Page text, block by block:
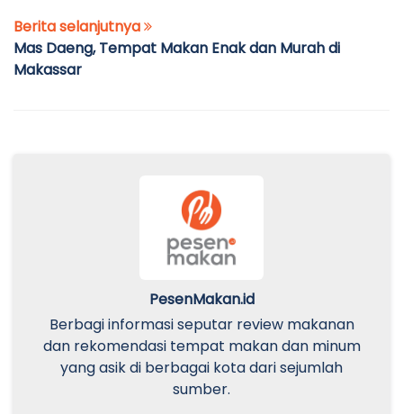
Berita selanjutnya
Mas Daeng, Tempat Makan Enak dan Murah di
Makassar
PesenMakan.id
Berbagi informasi seputar review makanan
dan rekomendasi tempat makan dan minum
yang asik di berbagai kota dari sejumlah
sumber.